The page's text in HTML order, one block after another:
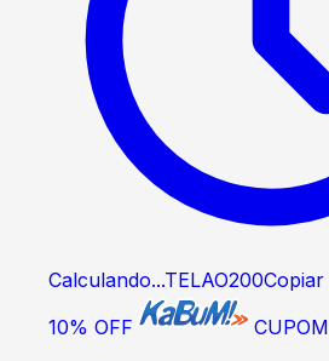
Calculando...TELAO200Copiar
10% OFF
CUPOM